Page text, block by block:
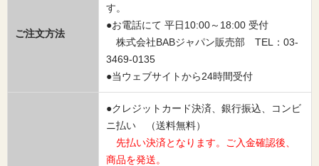
ご注文方法
す。
●お電話にて 平日10:00～18:00 受付
株式会社BABジャパン販売部 TEL：03-
3469-0135
●当ウェブサイトから24時間受付
●クレジットカード決済、銀行振込、コンビ
ニ払い （送料無料）
先払い決済となります。ご入金確認後、
商品を発送。